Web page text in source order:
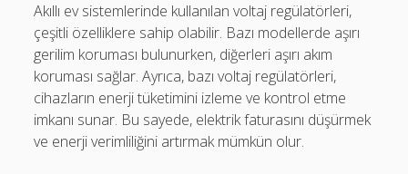
Akıllı ev sistemlerinde kullanılan voltaj regülatörleri,
çeşitli özelliklere sahip olabilir. Bazı modellerde aşırı
gerilim koruması bulunurken, diğerleri aşırı akım
koruması sağlar. Ayrıca, bazı voltaj regülatörleri,
cihazların enerji tüketimini izleme ve kontrol etme
imkanı sunar. Bu sayede, elektrik faturasını düşürmek
ve enerji verimliliğini artırmak mümkün olur.